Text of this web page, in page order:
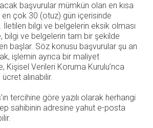
başvurular mümkün olan en kısa
çok 30 (otuz) gün içerisinde
İletilen bilgi ve belgelerin eksik olması
bilgi ve belgelerin tam bir şekilde
başlar. Söz konusu başvurular şu an
işlemin ayrıca bir maliyet
Kişisel Verileri Koruma Kurulu’nca
alınabilir.
tercihine göre yazılı olarak herhangi
sahibinin adresine yahut e-posta